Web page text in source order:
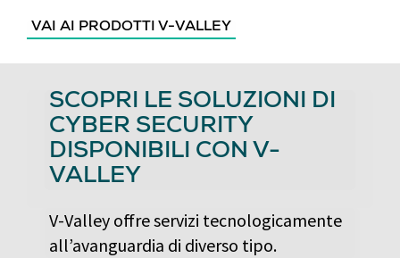
VAI AI PRODOTTI V-VALLEY
SCOPRI LE SOLUZIONI DI
CYBER SECURITY
DISPONIBILI CON V-
VALLEY
V-Valley offre servizi tecnologicamente
all’avanguardia di diverso tipo.